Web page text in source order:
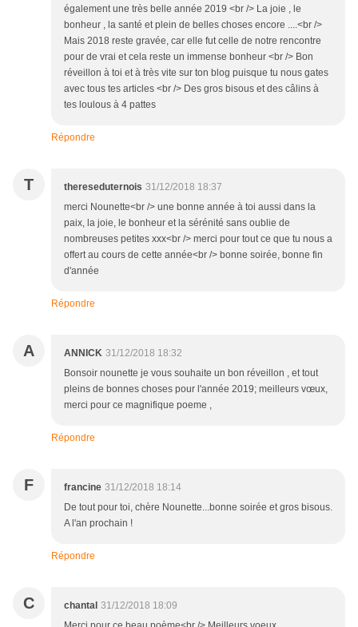
également une très belle année 2019 <br /> La joie , le
bonheur , la santé et plein de belles choses encore ....<br />
Mais 2018 reste gravée, car elle fut celle de notre rencontre
pour de vrai et cela reste un immense bonheur <br /> Bon
réveillon à toi et à très vite sur ton blog puisque tu nous gates
avec tous tes articles <br /> Des gros bisous et des câlins à
tes loulous à 4 pattes
Répondre
T thereseduternois 31/12/2018 18:37
merci Nounette<br /> une bonne année à toi aussi dans la
paix, la joie, le bonheur et la sérénité sans oublie de
nombreuses petites xxx<br /> merci pour tout ce que tu nous a
offert au cours de cette année<br /> bonne soirée, bonne fin
d'année
Répondre
A ANNICK 31/12/2018 18:32
Bonsoir nounette je vous souhaite un bon réveillon , et tout
pleins de bonnes choses pour l'année 2019; meilleurs vœux,
merci pour ce magnifique poeme ,
Répondre
F francine 31/12/2018 18:14
De tout pour toi, chère Nounette...bonne soirée et gros bisous.
A l'an prochain !
Répondre
C chantal 31/12/2018 18:09